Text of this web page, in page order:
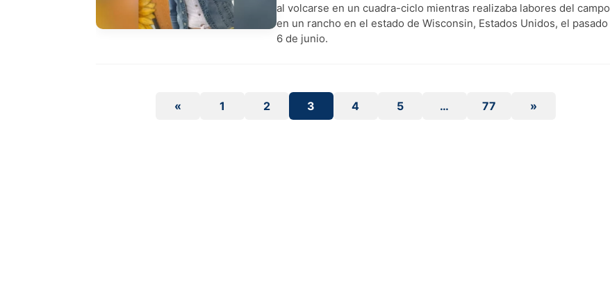
al volcarse en un cuadra-ciclo mientras realizaba labores del campo
en un rancho en el estado de Wisconsin, Estados Unidos, el pasado
6 de junio.
« 1 2 3 4 5 … 77 »